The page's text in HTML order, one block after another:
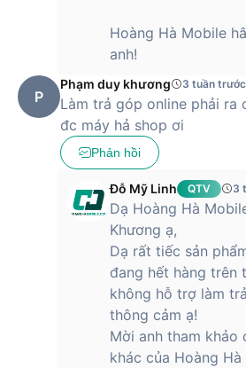
Hoàng Hà Mobile
anh!
P
Phạm duy khương 3 tuần
Làm trả góp online phải ra
đc máy hả shop ơi
Phản hồi
Đỗ Mỹ Linh QTV 3
Dạ Hoàng Hà
Khương ạ,
Dạ rất tiếc sản
đang hết hàng trên
không hỗ trợ làm
thông cảm ạ!
Mời anh tham khảo
khác của Hoàng Hà